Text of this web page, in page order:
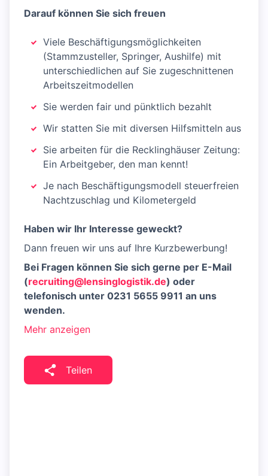
Darauf können Sie sich freuen
Viele Beschäftigungsmöglichkeiten
(Stammzusteller, Springer, Aushilfe) mit
unterschiedlichen auf Sie zugeschnittenen
Arbeitszeitmodellen
Sie werden fair und pünktlich bezahlt
Wir statten Sie mit diversen Hilfsmitteln aus
Sie arbeiten für die Recklinghäuser Zeitung:
Ein Arbeitgeber, den man kennt!
Je nach Beschäftigungsmodell steuerfreien
Nachtzuschlag und Kilometergeld
Haben wir Ihr Interesse geweckt?
Dann freuen wir uns auf Ihre Kurzbewerbung!
Bei Fragen können Sie sich gerne per E-Mail
(recruiting@lensinglogistik.de) oder
telefonisch unter 0231 5655 9911 an uns
wenden.
Mehr anzeigen
Teilen